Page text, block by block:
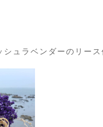
ュラベンダーのリース